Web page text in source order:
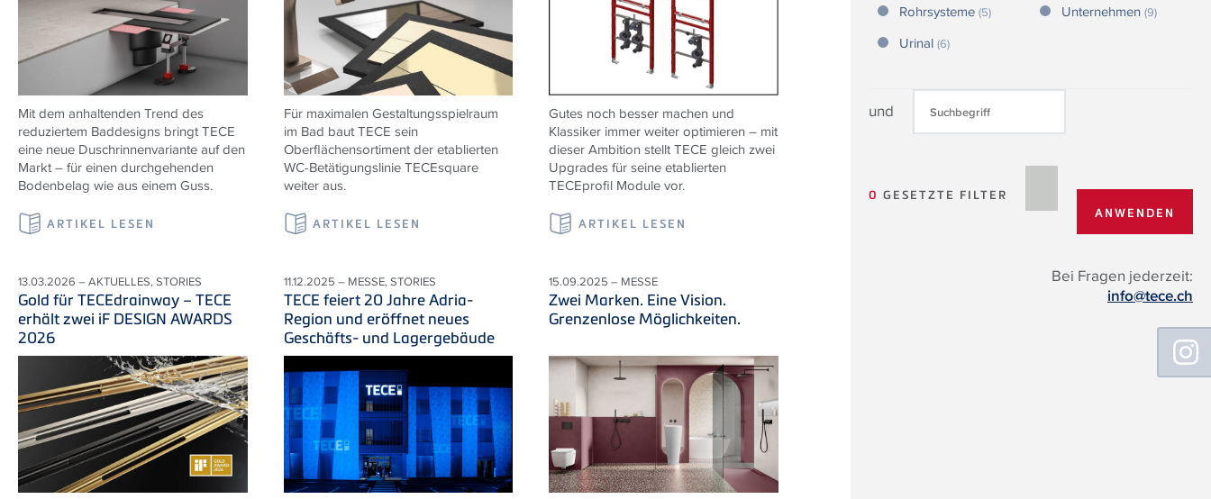
Rohrsysteme (5) Unternehmen (9)
Urinal (6)
und
0 GESETZTE FILTER
Bei Fragen jederzeit:
info@tece.ch
Mit dem anhaltenden Trend des
reduziertem Baddesigns bringt TECE
eine neue Duschrinnenvariante auf den
Markt – für einen durchgehenden
Bodenbelag wie aus einem Guss.
ARTIKEL LESEN
Für maximalen Gestaltungsspielraum
im Bad baut TECE sein
Oberflächensortiment der etablierten
WC-Betätigungslinie TECEsquare
weiter aus.
ARTIKEL LESEN
Gutes noch besser machen und
Klassiker immer weiter optimieren – mit
dieser Ambition stellt TECE gleich zwei
Upgrades für seine etablierten
TECEprofil Module vor.
ARTIKEL LESEN
13.03.2026 – AKTUELLES, STORIES
Gold für TECEdrainway – TECE
erhält zwei iF DESIGN AWARDS
2026
11.12.2025 – MESSE, STORIES
TECE feiert 20 Jahre Adria-
Region und eröffnet neues
Geschäfts- und Lagergebäude
15.09.2025 – MESSE
Zwei Marken. Eine Vision.
Grenzenlose Möglichkeiten.
Floating